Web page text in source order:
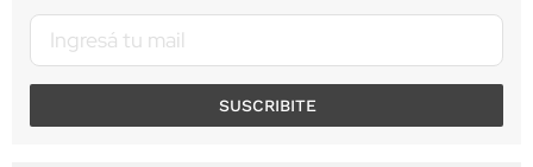
SUSCRIBITE